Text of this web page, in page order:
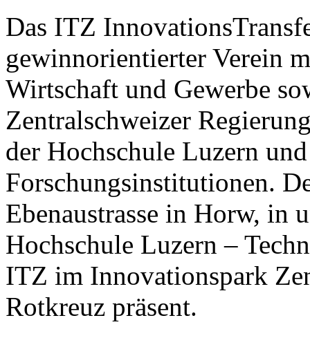
Das ITZ
gewinnorientierter Verein
Wirtschaft und Gewerbe
Zentralschweizer
der Hochschule Luzern
Forschungsinstitutionen.
Ebenaustrasse in Horw, in
Hochschule Luzern –
ITZ im Innovationspark
Rotkreuz präsent.